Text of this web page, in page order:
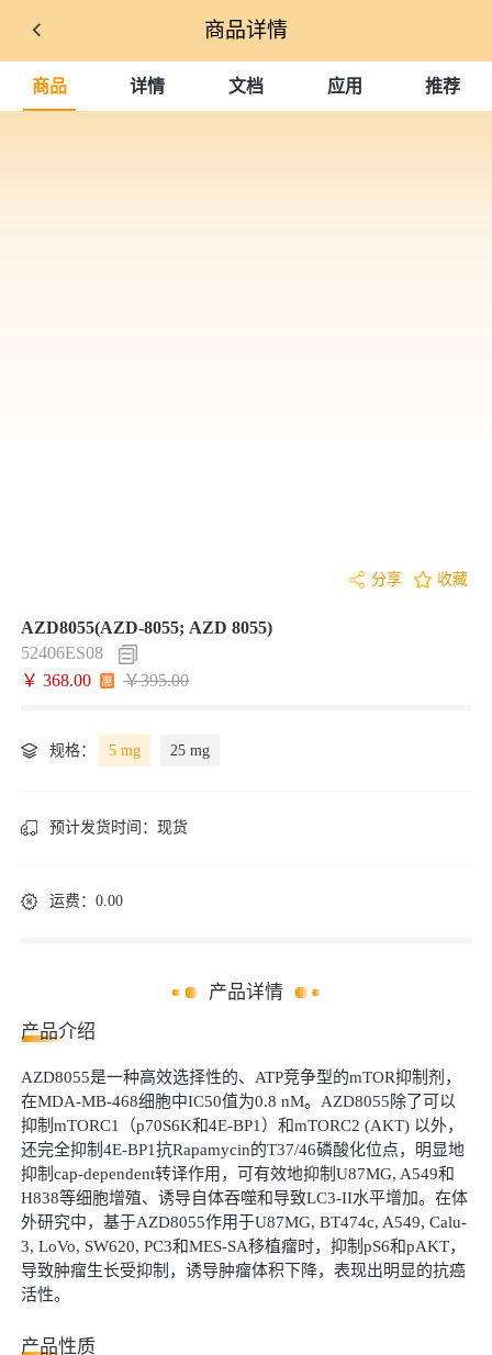
商品详情
商品 详情 文档 应用 推荐
分享 收藏
AZD8055(AZD-8055; AZD 8055)
52406ES08
￥ 368.00
￥395.00
规格： 5 mg 25 mg
预计发货时间： 现货
运费：0.00
产品详情
产品介绍
AZD8055是一种高效选择性的、ATP竞争型的mTOR抑制剂，
在MDA-MB-468细胞中IC50值为0.8 nM。AZD8055除了可以
抑制mTORC1（p70S6K和4E-BP1）和mTORC2 (AKT) 以外，
还完全抑制4E-BP1抗Rapamycin的T37/46磷酸化位点，明显地
抑制cap-dependent转译作用，可有效地抑制U87MG, A549和
H838等细胞增殖、诱导自体吞噬和导致LC3-II水平增加。在体
外研究中，基于AZD8055作用于U87MG, BT474c, A549, Calu-
3, LoVo, SW620, PC3和MES-SA移植瘤时，抑制pS6和pAKT，
导致肿瘤生长受抑制，诱导肿瘤体积下降，表现出明显的抗癌
活性。
产品性质